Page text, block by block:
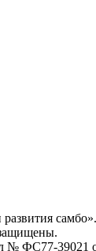
самбо».
№ ФС77-39021